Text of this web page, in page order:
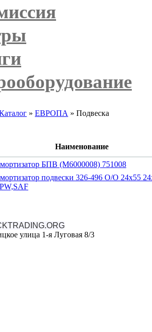
» ЕВРОПА » Подвеска
Наименование
БПВ (M6000008) 751008
подвески 326-496 O/O 24x55
улица 1-я Луговая 8/3